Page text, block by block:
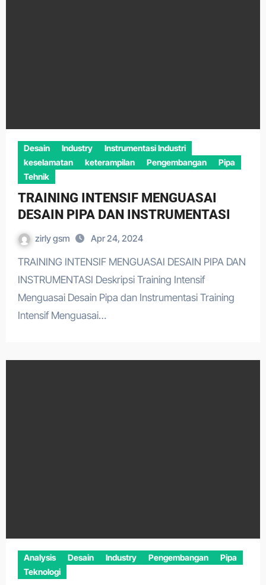
Desain Industry
Instrumentasi Industri
keselamatan
keterampilan Pengembangan
Pipa
Tehnik
TRAINING INTENSIF MENGUASAI
DESAIN PIPA DAN INSTRUMENTASI
zirly gsm Apr 24, 2024
TRAINING INTENSIF MENGUASAI DESAIN PIPA DAN
INSTRUMENTASI Deskripsi Training Intensif
Menguasai Desain Pipa dan Instrumentasi Training
Intensif Menguasai…
Analysis Desain Industry Pengembangan
Pipa
Teknologi